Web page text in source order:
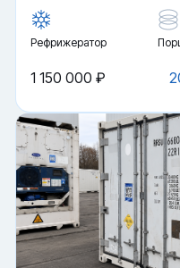
Рефрижератор
1 150 000 ₽